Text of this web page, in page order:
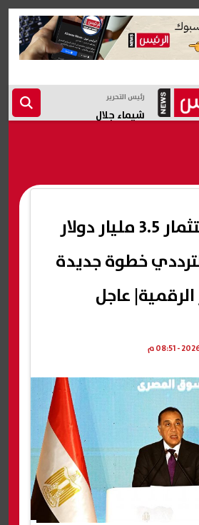
رئيس التحرير
شيماء جلال
مدبولي: استثمار 3.5 مليار دولار
خطوة جديدة
عاجل